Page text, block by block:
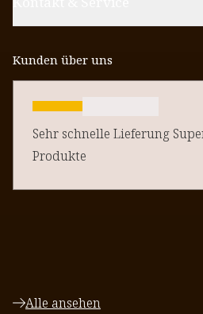
Kunden über uns
Sehr schnelle Lieferung Super
Produkte
Alle ansehen